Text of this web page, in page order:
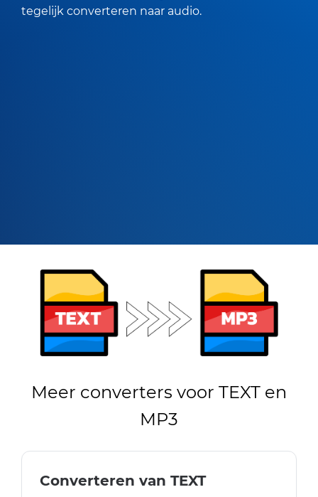
tegelijk converteren naar audio.
Meer converters voor TEXT en
MP3
Converteren van TEXT